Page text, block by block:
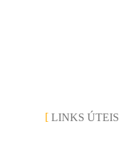
LINKS ÚTEIS